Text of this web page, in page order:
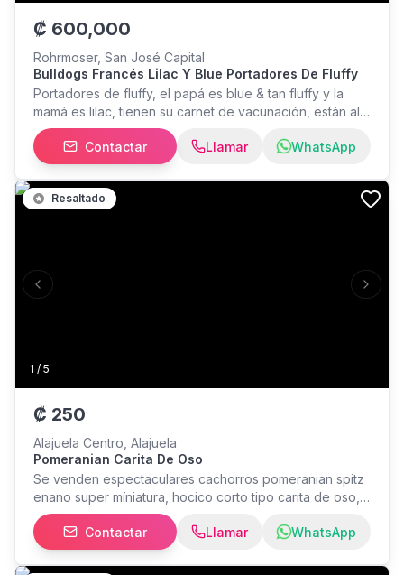
₡ 600,000
Rohrmoser, San José Capital
Bulldogs Francés Lilac Y Blue Portadores De Fluffy
Portadores de fluffy, el papá es blue & tan fluffy y la
mamá es lilac, tienen su carnet de vacunación, están al
día con sus respectivas vacunas y desparasitados,
tienen 3 meses, criados en un hogar responsable Hay 2
machos disponibles Más info al
Contactar Llamar WhatsApp
1 / 5
Previous slide Next
Resaltado
₡ 250
Alajuela Centro, Alajuela
Pomeranian Carita De Oso
Se venden espectaculares cachorros pomeranian spitz
enano super míniatura, hocico corto tipo carita de oso,
pelo bicapa en color crema sable... Se entrega con
tarjeta de vacuna y desaparición al día, una bolsa de
alimento... Listos para ir con su nueva familia precio
hembra 345.000 macho 250.000
Contactar Llamar WhatsApp